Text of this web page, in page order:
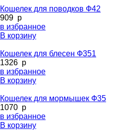
Кошелек для поводков Ф42
909 p
в избранное
В корзину
Кошелек для блесен Ф351
1326 p
в избранное
В корзину
Кошелек для мормышек Ф35
1070 p
в избранное
В корзину